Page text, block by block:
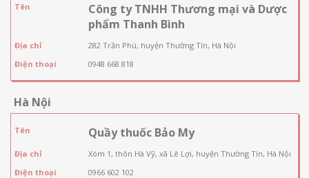
Tên
Công ty TNHH Thương mại và Dược
phẩm Thanh Bình
Địa chỉ
282 Trần Phú, huyện Thường Tín, Hà Nội
Điện thoại
0948 668 818
Hà Nội
Tên Quầy thuốc Bảo My
Địa chỉ
Xóm 1, thôn Hà Vỹ, xã Lê Lợi, huyện Thường Tín, Hà Nội
Điện thoại
0966 602 102